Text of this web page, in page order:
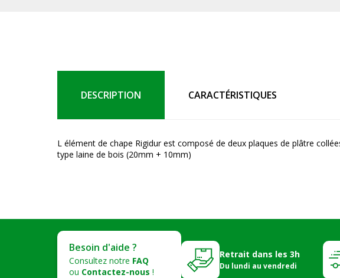
DESCRIPTION CARACTÉRISTIQUES
L élément de chape Rigidur est composé de deux plaques de plâtre
type laine de bois (20mm + 10mm)
Besoin d'aide ?
Consultez notre FAQ
ou Contactez-nous !
Retrait dans les 3h
Du lundi au vendredi